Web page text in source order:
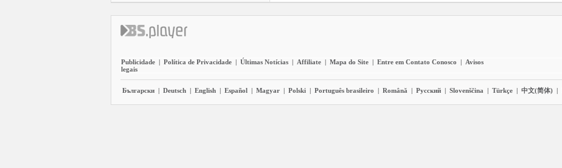
Publicidade | Política de Privacidade | Últimas Notícias | Affiliate | Mapa do Site | Entre em Contato Conosco | Avisos
legais
Български | Deutsch | English | Español | Magyar | Polski | Português brasileiro | Română | Pyccĸий | Slovenščina | Türkçe | 中文(简体) |